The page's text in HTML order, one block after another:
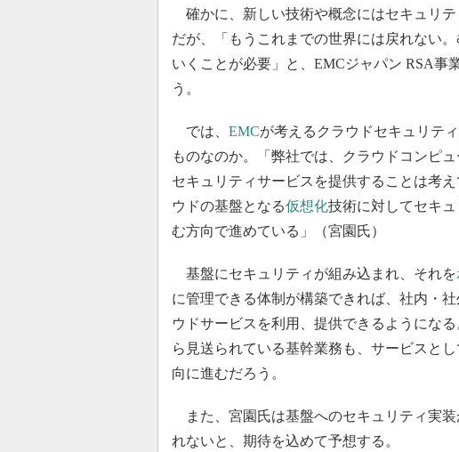
確かに、新しい技術や概念にはセキュリテ
だが、「もうこれまでの世界には戻れない
いくことが必要」と、EMCジャパン RSA事
う。
では、 EMCが考えるクラウドセキュリテ
ものなのか。「弊社では、クラウドコンピ
セキュリティサービスを提供することは考
ウドの基盤となる仮想化技術に対してセキ
む方向で進めている」（宮園氏）
基盤にセキュリティが組み込まれ、それを
に管理できる体制が構築できれば、社内・
ウドサービスを利用、提供できるようにな
ら見送られている基幹業務も、サービスと
向に進むだろう。
また、宮園氏は基盤へのセキュリティ実
れないと、期待を込めて予想する。